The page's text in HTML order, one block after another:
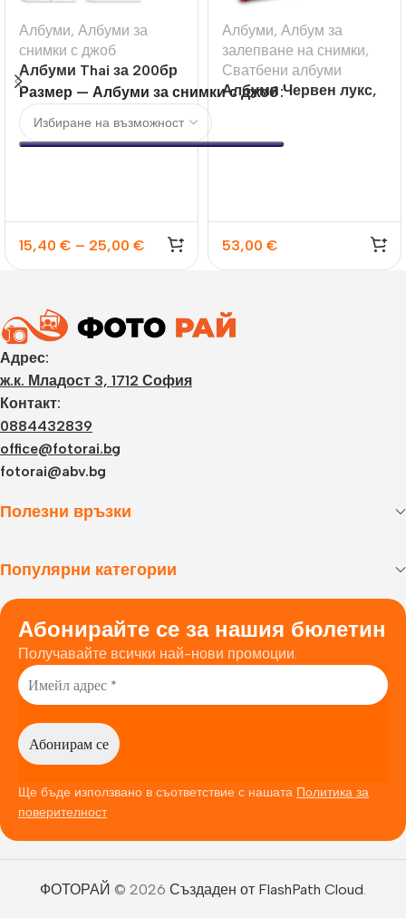
Албуми, Албуми за
снимки с джоб
Албуми Thai за 200бр
10×15 или 13х18
Размер — Албуми за снимки с джоб
15,40 € – 25,00 €
Албуми, Албум за
залепване на снимки,
Сватбени албуми
Албуми Червен лукс,
53,00 €
Адрес:
ж.к. Младост 3, 1712 София
Контакт:
0884432839
office@fotorai.bg
fotorai@abv.bg
Полезни връзки
Популярни категории
Абонирайте се за нашия бюлетин
Получавайте всички най-нови промоции.
Ще бъде използвано в съответствие с нашата Политика за
поверителност
ФОТОРАЙ © 2026 Създаден от FlashPath Cloud.